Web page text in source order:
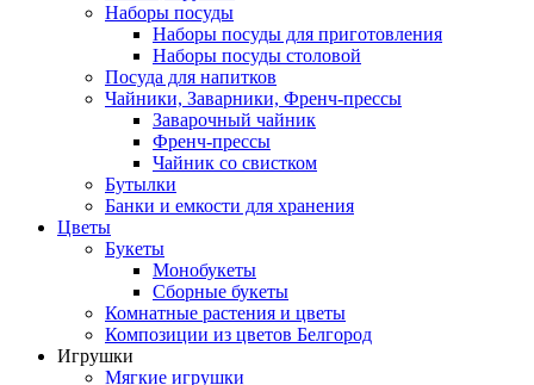
Наборы посуды
Наборы посуды для приготовления
Наборы посуды столовой
Посуда для напитков
Чайники, Заварники, Френч-прессы
Заварочный чайник
Френч-прессы
Чайник со свистком
Бутылки
Банки и емкости для хранения
Цветы
Букеты
Монобукеты
Сборные букеты
Комнатные растения и цветы
Композиции из цветов Белгород
Игрушки
Мягкие игрушки